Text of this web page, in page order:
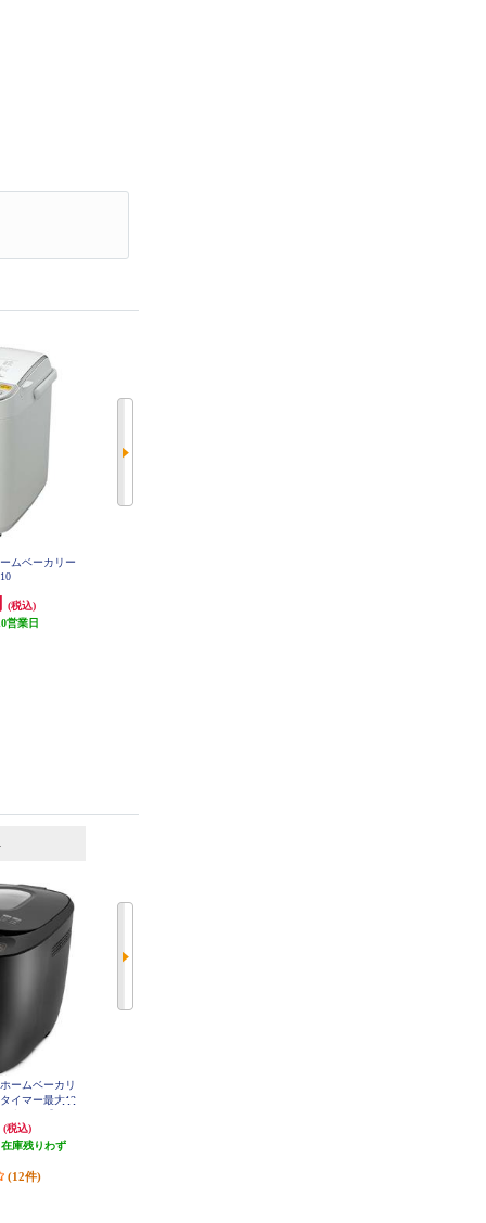
ムベーカリー
(税込)
営業日
ームベーカリ
イマー最大13
(税込)
庫残りわず
(12件)